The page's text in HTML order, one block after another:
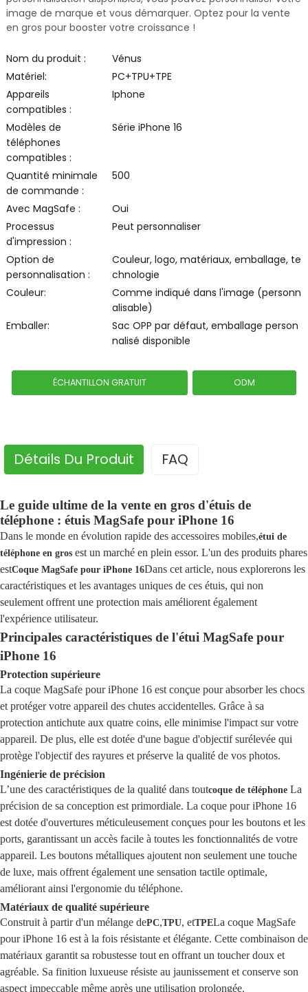
image de marque et vous démarquer. Optez pour la vente
en gros pour booster votre croissance !
Nom du produit :
Vénus
Matériel:
PC+TPU+TPE
Appareils
compatibles :
Iphone
Modèles de
téléphones
compatibles :
Série iPhone 16
Quantité minimale
de commande :
500
Avec MagSafe :
Oui
Processus
d'impression :
Peut personnaliser
Option de
personnalisation :
Couleur, logo, matériaux, emballage, te
chnologie
Couleur:
Comme indiqué dans l'image (personn
alisable)
Emballer:
Sac OPP par défaut, emballage person
nalisé disponible
ÉCHANTILLON GRATUIT ODM
Détails Du Produit FAQ
Le guide ultime de la vente en gros d'étuis de
téléphone : étuis MagSafe pour iPhone 16
Dans le monde en évolution rapide des accessoires mobiles,étui de
téléphone en gros est un marché en plein essor. L'un des produits phares
estCoque MagSafe pour iPhone 16Dans cet article, nous explorerons les
caractéristiques et les avantages uniques de ces étuis, qui non
seulement offrent une protection mais améliorent également
l'expérience utilisateur.
Principales caractéristiques de l'étui MagSafe pour
iPhone 16
Protection supérieure
La coque MagSafe pour iPhone 16 est conçue pour absorber les chocs
et protéger votre appareil des chutes accidentelles. Grâce à sa
protection antichute aux quatre coins, elle minimise l'impact sur votre
appareil. De plus, elle est dotée d'une bague d'objectif surélevée qui
protège l'objectif des rayures et préserve la qualité de vos photos.
Ingénierie de précision
L’une des caractéristiques de la qualité dans toutcoque de téléphone La
précision de sa conception est primordiale. La coque pour iPhone 16
est dotée d'ouvertures méticuleusement conçues pour les boutons et les
ports, garantissant un accès facile à toutes les fonctionnalités de votre
appareil. Les boutons métalliques ajoutent non seulement une touche
de luxe, mais offrent également une sensation tactile optimale,
améliorant ainsi l'ergonomie du téléphone.
Matériaux de qualité supérieure
Construit à partir d'un mélange dePC,TPU, etTPELa coque MagSafe
pour iPhone 16 est à la fois résistante et élégante. Cette combinaison de
matériaux garantit sa robustesse tout en offrant un toucher doux et
agréable. Sa finition luxueuse résiste au jaunissement et conserve son
aspect impeccable même après une utilisation prolongée.